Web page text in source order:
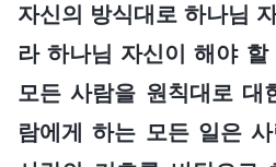
자신의 방식대로 하나님
라 하나님 자신이 해야
모든 사람을 원칙대로 대
람에게 하는 모든 일은